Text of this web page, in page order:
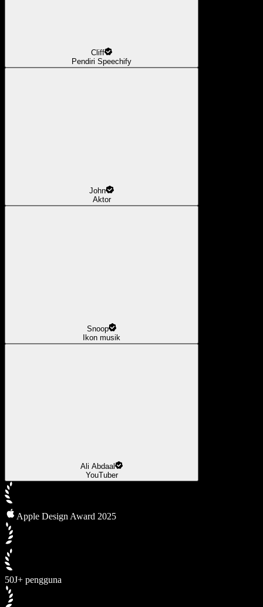
Cliff
Pendiri Speechify
John
Aktor
Snoop
Ikon musik
Ali Abdaal
YouTuber
Apple Design Award 2025
50J+ pengguna